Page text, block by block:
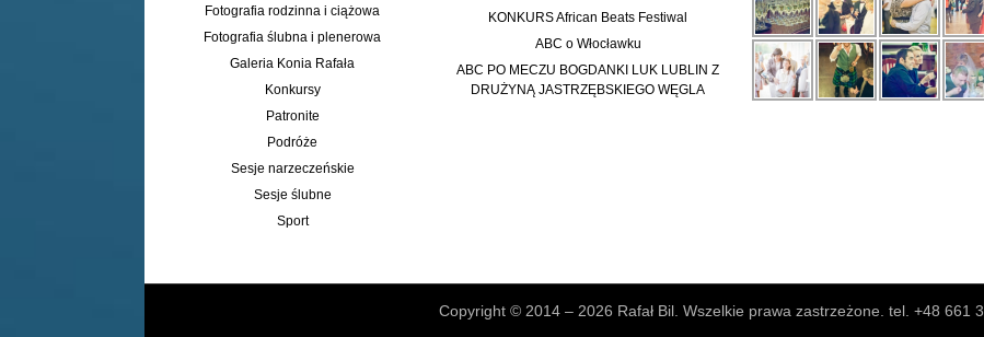
Fotografia rodzinna i ciążowa
Fotografia ślubna i plenerowa
Galeria Konia Rafała
Konkursy
Patronite
Podróże
Sesje narzeczeńskie
Sesje ślubne
Sport
KONKURS African Beats Festiwal
ABC o Włocławku
ABC PO MECZU BOGDANKI LUK LUBLIN Z
DRUŻYNĄ JASTRZĘBSKIEGO WĘGLA
Copyright © 2014 – 2026 Rafał Bil. Wszelkie prawa zastrzeżone. tel. +48 661